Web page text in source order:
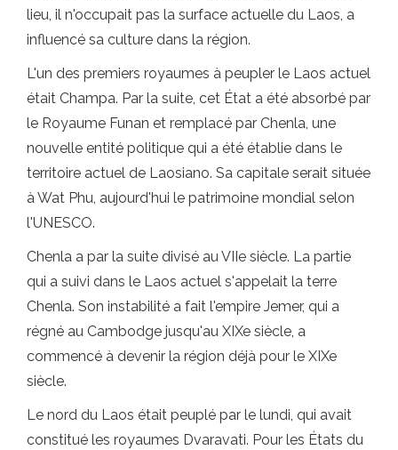
lieu, il n'occupait pas la surface actuelle du Laos, a
influencé sa culture dans la région.
L'un des premiers royaumes à peupler le Laos actuel
était Champa. Par la suite, cet État a été absorbé par
le Royaume Funan et remplacé par Chenla, une
nouvelle entité politique qui a été établie dans le
territoire actuel de Laosiano. Sa capitale serait située
à Wat Phu, aujourd'hui le patrimoine mondial selon
l'UNESCO.
Chenla a par la suite divisé au VIIe siècle. La partie
qui a suivi dans le Laos actuel s'appelait la terre
Chenla. Son instabilité a fait l'empire Jemer, qui a
régné au Cambodge jusqu'au XIXe siècle, a
commencé à devenir la région déjà pour le XIXe
siècle.
Le nord du Laos était peuplé par le lundi, qui avait
constitué les royaumes Dvaravati. Pour les États du